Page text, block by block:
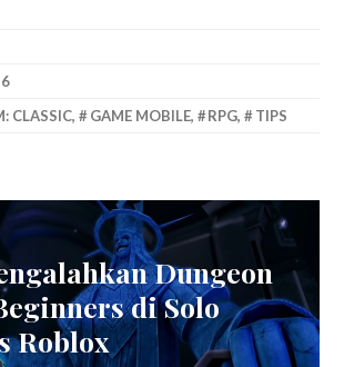
CLASSIC, GAME MOBILE, RPG, TIPS
Dungeon
di Solo
Roblox